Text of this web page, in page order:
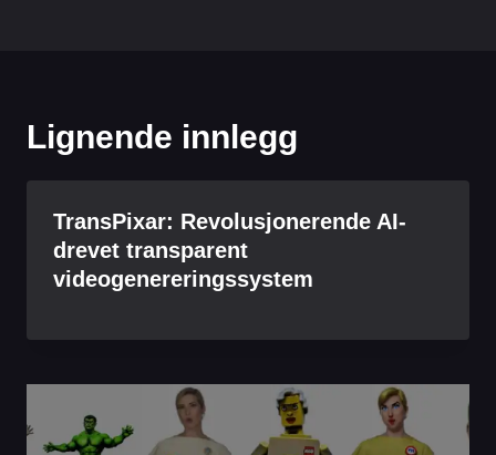
Lignende innlegg
TransPixar: Revolusjonerende AI-
drevet transparent
videogenereringssystem